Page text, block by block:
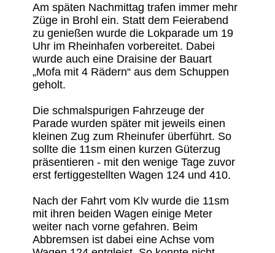
Am späten Nachmittag trafen immer mehr
Züge in Brohl ein. Statt dem Feierabend
zu genießen wurde die Lokparade um 19
Uhr im Rheinhafen vorbereitet. Dabei
wurde auch eine Draisine der Bauart
„Mofa mit 4 Rädern“ aus dem Schuppen
geholt.
Die schmalspurigen Fahrzeuge der
Parade wurden später mit jeweils einen
kleinen Zug zum Rheinufer überführt. So
sollte die 11sm einen kurzen Güterzug
präsentieren - mit den wenige Tage zuvor
erst fertiggestellten Wagen 124 und 410.
Nach der Fahrt vom Klv wurde die 11sm
mit ihren beiden Wagen einige Meter
weiter nach vorne gefahren. Beim
Abbremsen ist dabei eine Achse vom